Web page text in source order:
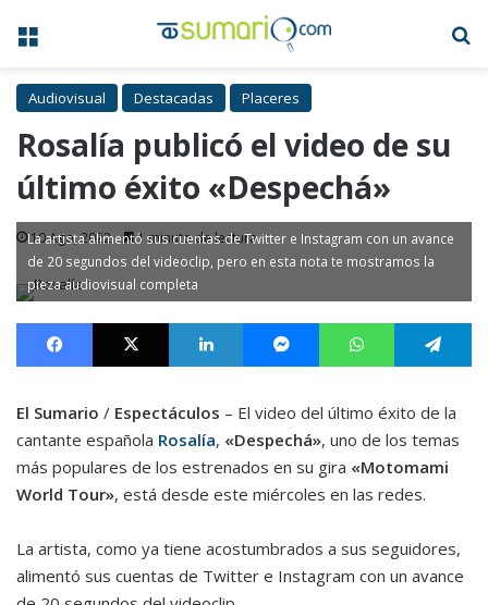
Menú
Audiovisual Destacadas Placeres
Rosalía publicó el video de su
último éxito «Despechá»
10 Ago, 2022 1 minuto de lectura
La artista alimentó sus cuentas de Twitter e Instagram con un avance
de 20 segundos del videoclip, pero en esta nota te mostramos la
pieza audiovisual completa
Facebook X LinkedIn MessengerWhatsApp
El Sumario / Espectáculos – El video del último éxito de la
cantante española Rosalía, «Despechá», uno de los temas
más populares de los estrenados en su gira «Motomami
World Tour», está desde este miércoles en las redes.
La artista, como ya tiene acostumbrados a sus seguidores,
alimentó sus cuentas de Twitter e Instagram con un avance